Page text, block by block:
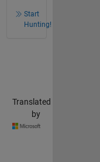
Start
Hunting!
Translated
by